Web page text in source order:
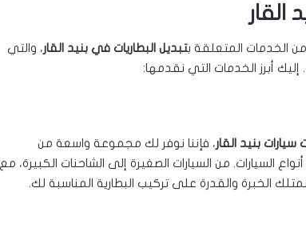
الخدمات المتعلقة بتبديل البطاريات في بنيد القار، والتي
أبرز الخدمات التي نقدمها:
سيارات بنيد القار، فإننا نوفر لك مجموعة واسعة من
السيارات. من السيارات الصغيرة إلى الشاحنات الكبيرة، مع
الخبرة والقدرة على تركيب البطارية المناسبة لك.